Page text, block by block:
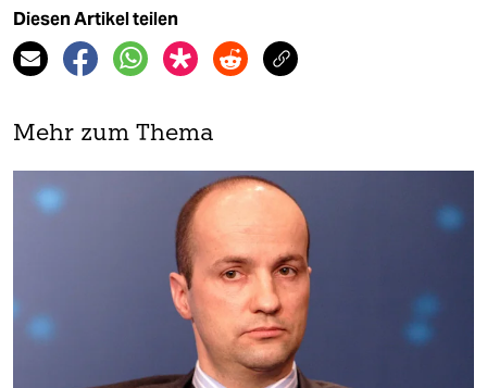
Diesen Artikel teilen
Mehr zum Thema